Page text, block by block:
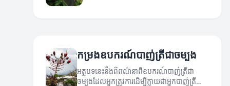
កម្រងឧបករណ៍បាញ់ត្រីជាចម្បង
អត្ថបទនេះនឹងពិពណ៌នាពីឧបករណ៍បាញ់ត្រីជា
ចម្បងដែលអ្នកត្រូវការដើម្បីក្លាយជាអ្នកបាញ់ត្រី